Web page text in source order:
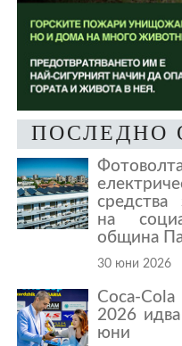
ПОСЛЕДНО
средства
на
община
30 юни 2026
Coca-
2026
юни